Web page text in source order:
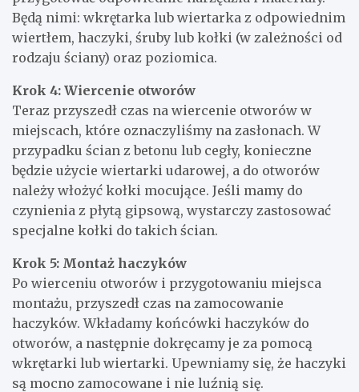
Będą nimi: wkrętarka lub wiertarka z odpowiednim
wiertłem, haczyki, śruby lub kołki (w zależności od
rodzaju ściany) oraz poziomica.
Krok 4: Wiercenie otworów
Teraz przyszedł czas na wiercenie otworów w
miejscach, które oznaczyliśmy na zasłonach. W
przypadku ścian z betonu lub cegły, konieczne
będzie użycie wiertarki udarowej, a do otworów
należy włożyć kołki mocujące. Jeśli mamy do
czynienia z płytą gipsową, wystarczy zastosować
specjalne kołki do takich ścian.
Krok 5: Montaż haczyków
Po wierceniu otworów i przygotowaniu miejsca
montażu, przyszedł czas na zamocowanie
haczyków. Wkładamy końcówki haczyków do
otworów, a następnie dokręcamy je za pomocą
wkrętarki lub wiertarki. Upewniamy się, że haczyki
są mocno zamocowane i nie luźnią się.